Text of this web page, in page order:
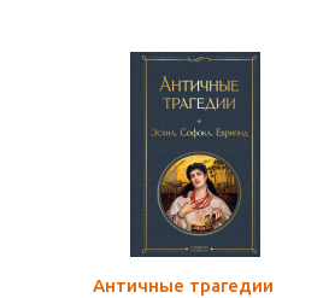
Античные трагедии